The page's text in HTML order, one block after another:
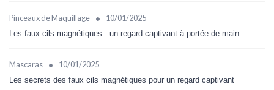
Pinceaux de Maquillage • 10/01/2025
Les faux cils magnétiques : un regard captivant à portée de main
Mascaras • 10/01/2025
Les secrets des faux cils magnétiques pour un regard captivant